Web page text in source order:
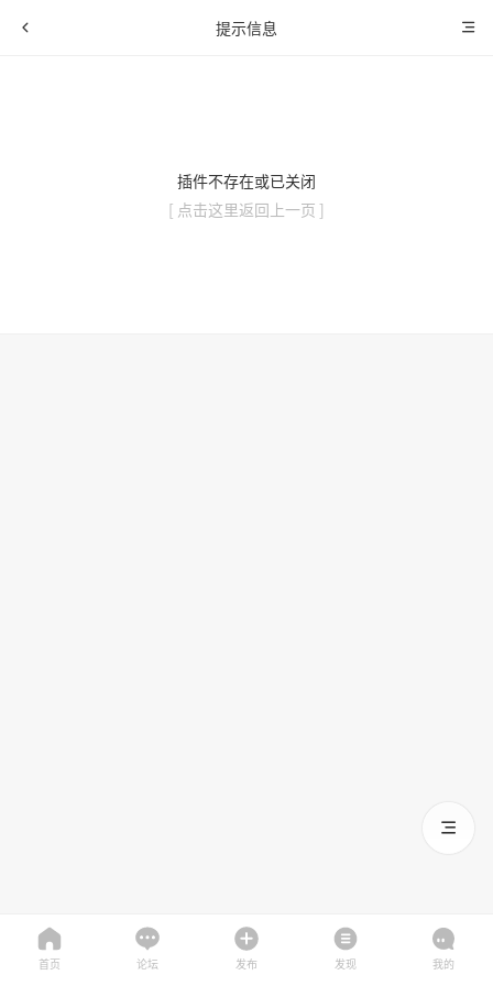
提示信息
插件不存在或已关闭
[ 点击这里返回上一页 ]
首页 论坛 发布 发现 我的